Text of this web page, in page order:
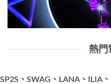
熱門
SP2S、SWAG、LANA、ILIA